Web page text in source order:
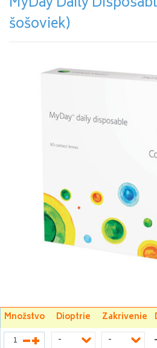
šošoviek)
Množstvo Dioptrie Zakrivenie
-
-